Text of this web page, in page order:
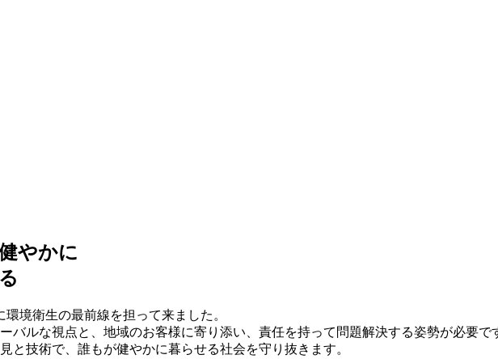
やかに
境衛生の最前線を担って来ました。
バルな視点と、地域のお客様に寄り添い、責任を持って問題解決する姿勢が必要で
と技術で、誰もが健やかに暮らせる社会を守り抜きます。